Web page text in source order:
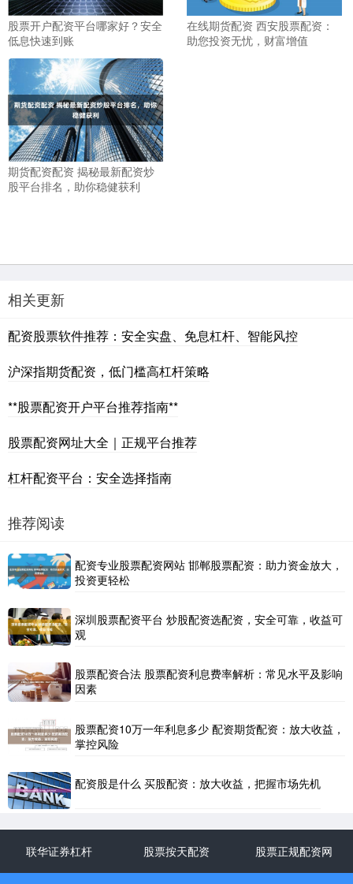
股票开户配资平台哪家好？安全
低息快速到账
在线期货配资 西安股票配资：
助您投资无忧，财富增值
期货配资配资 揭秘最新配资炒
股平台排名，助你稳健获利
相关更新
配资股票软件推荐：安全实盘、免息杠杆、智能风控
沪深指期货配资，低门槛高杠杆策略
**股票配资开户平台推荐指南**
股票配资网址大全｜正规平台推荐
杠杆配资平台：安全选择指南
推荐阅读
配资专业股票配资网站 邯郸股票配资：助力资金放大，
投资更轻松
深圳股票配资平台 炒股配资选配资，安全可靠，收益可
观
股票配资合法 股票配资利息费率解析：常见水平及影响
因素
股票配资10万一年利息多少 配资期货配资：放大收益，
掌控风险
配资股是什么 买股配资：放大收益，把握市场先机
联华证券杠杆 股票按天配资 股票正规配资网